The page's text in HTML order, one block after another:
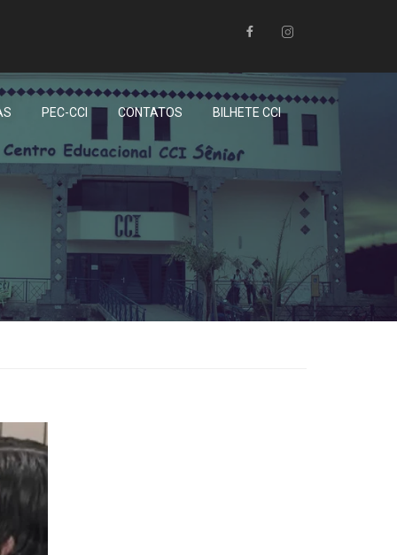
PEC-CCI CONTATOS BILHETE CCI